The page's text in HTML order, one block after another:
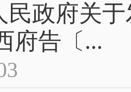
民政府关
府告〔...